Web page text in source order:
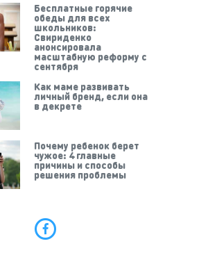
Бесплатные горячие
обеды для всех
школьников:
Свириденко
анонсировала
масштабную реформу с
сентября
Как маме развивать
личный бренд, если она
в декрете
Почему ребенок берет
чужое: 4 главные
причины и способы
решения проблемы